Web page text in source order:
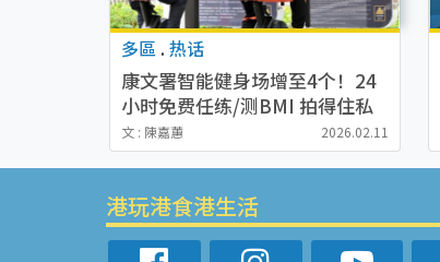
多區 . 热话
康文署智能健身场增至4个！24
小时免费任练/测BMI 拍得住私
营Gym（附地址）
文 : 陳嘉蕙 2026.02.11
港玩港食港生活